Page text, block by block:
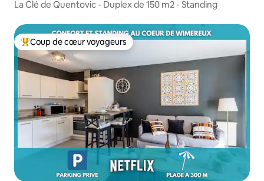
La Clé de Quentovic - Duplex de 150 m2 - Standing
Coups de cœur voyageurs les plus appréciés
Coup de cœur voyageurs